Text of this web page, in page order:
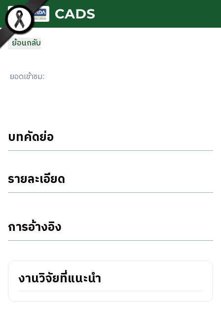
ข้ามไปยังเนื้อหาหลัก
ย้อนกลับ
ยอดเข้าชม:
บทคัดย่อ
รายละเอียด
การอ้างอิง
งานวิจัยที่แนะนำ